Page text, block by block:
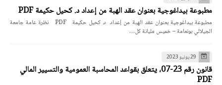
مطبوعة بيداغوجية بعنوان عقد الهبة من إعداد د. كحيل حكيمة PDF
مطبوعة بيداغوجية بعنوان عقد الهبة من إعداد د. كحيل حكيمة PDF نظرة عامة جامعة
الجيلالي بونعامة – خميس مليانة كل…
29 يونيو 2023
قانون رقم 23-07، يتعلق بقواعد المحاسبة العمومية والتسيير المالي
PDF